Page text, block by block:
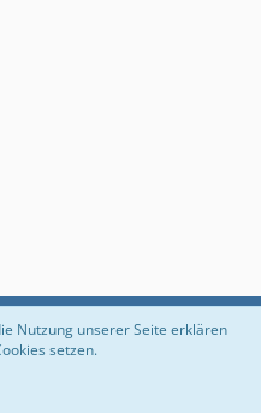
Impressum
Nutzung unserer Seite erklären
setzen.